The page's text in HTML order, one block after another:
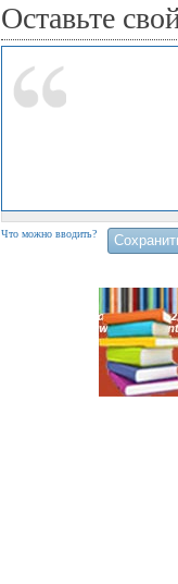
Оставьте
Что можно вводить?